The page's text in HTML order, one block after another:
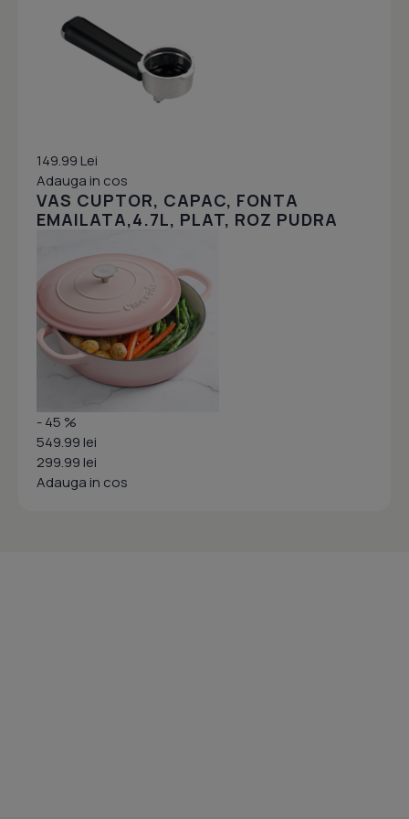
149.99 Lei
Adauga in cos
VAS CUPTOR, CAPAC, FONTA
EMAILATA,4.7L, PLAT, ROZ PUDRA
- 45 %
549.99 lei
299.99 lei
Adauga in cos